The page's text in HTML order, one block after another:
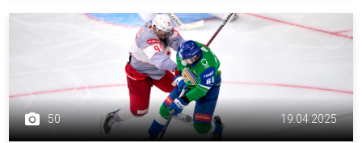
50 19.04.2025